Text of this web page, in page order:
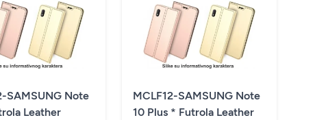
SAMSUNG Note
Leather
MCLF12-SAMSUNG Note
10 Plus * Futrola Leather